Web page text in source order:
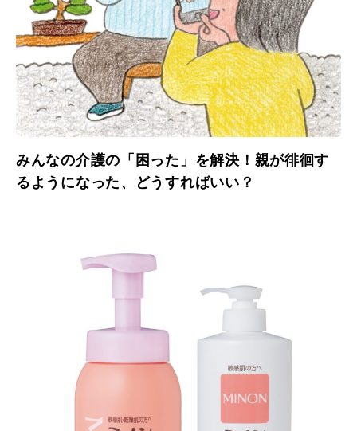
みんなの介護の「困った」を解決！親が徘徊す
るようになった、どうすればいい？